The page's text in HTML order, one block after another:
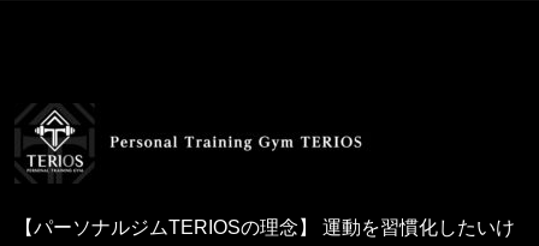
【パーソナルジムTERIOSの理念】 運動を習慣化したいけ